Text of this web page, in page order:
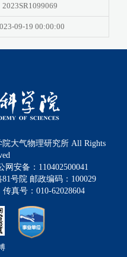
2023SR1099069
09-19 00:00:00
院大气物理研究所 All Rights
网安备：110402500041
号院 邮政编码：100029
真号：010-62028604